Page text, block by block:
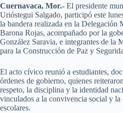
Cuernavaca, Mor.- El presidente
Urióstegui Salgado, participó este
la bandera realizada en la
Barona Rojas, acompañado por la
González Saravia, e integrantes de la
para la Construcción de Paz y
El acto cívico reunió a estudiantes,
órdenes de gobierno, quienes
respeto, la disciplina y la identidad
vinculados a la convivencia social y la
escolares.